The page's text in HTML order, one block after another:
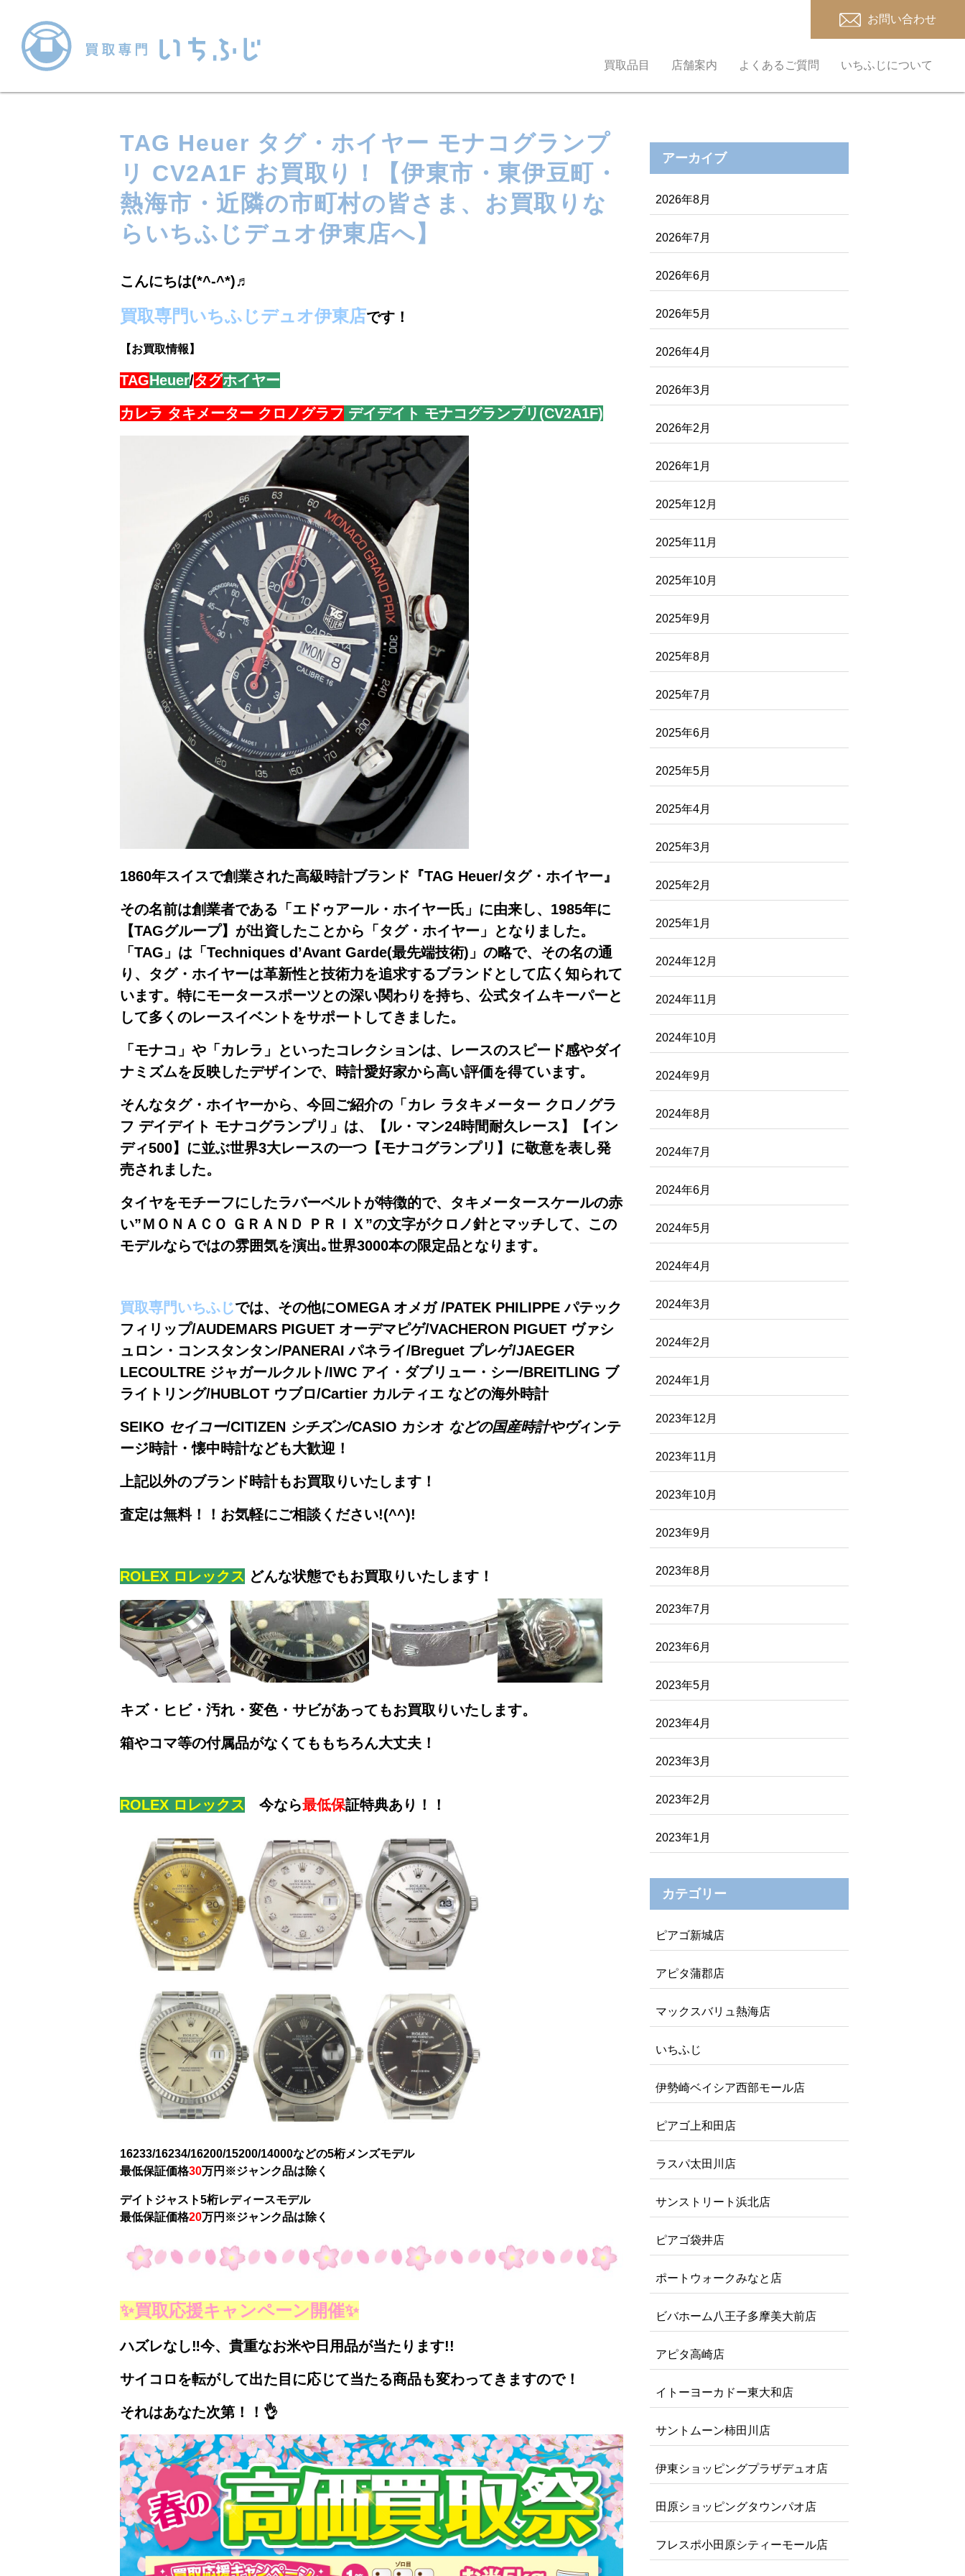
お問い合わせ
買取品目 店舗案内 よくあるご質問 いちふじについて
TAG Heuer タグ・ホイヤー モナコグランプ
リ CV2A1F お買取り！【伊東市・東伊豆町・
熱海市・近隣の市町村の皆さま、お買取りな
らいちふじデュオ伊東店へ】
こんにちは(*^-^*)♬
買取専門いちふじデュオ伊東店です！
【お買取情報】
TAGHeuer/タグホイヤー
カレラ タキメーター クロノグラフ デイデイト モナコグランプリ(CV2A1F)
1860年スイスで創業された高級時計ブランド『TAG Heuer/タグ・ホイヤー』
その名前は創業者である「エドゥアール・ホイヤー氏」に由来し、1985年に
【TAGグループ】が出資したことから「タグ・ホイヤー」となりました。
「TAG」は「Techniques d’Avant Garde(最先端技術)」の略で、その名の通
り、タグ・ホイヤーは革新性と技術力を追求するブランドとして広く知られて
います。特にモータースポーツとの深い関わりを持ち、公式タイムキーパーと
して多くのレースイベントをサポートしてきました。
「モナコ」や「カレラ」といったコレクションは、レースのスピード感やダイ
ナミズムを反映したデザインで、時計愛好家から高い評価を得ています。
そんなタグ・ホイヤーから、今回ご紹介の「カレ ラタキメーター クロノグラ
フ デイデイト モナコグランプリ」は、【ル・マン24時間耐久レース】【イン
ディ500】に並ぶ世界3大レースの一つ【モナコグランプリ】に敬意を表し発
売されました。
タイヤをモチーフにしたラバーベルトが特徴的で、 タキメータースケールの赤
い”ＭＯＮＡＣＯ ＧＲＡＮＤ ＰＲＩＸ”の文字がクロノ針とマッチして、この
モデルならではの雰囲気を演出｡世界3000本の限定品となります。
買取専門いちふじでは、 その他にOMEGA オメガ /PATEK PHILIPPE パテック
フィリップ/AUDEMARS PIGUET オーデマピゲ/VACHERON PIGUET ヴァシ
ュロン・コンスタンタン/PANERAI パネライ/Breguet プレゲ/JAEGER
LECOULTRE ジャガールクルト/IWC アイ・ダブリュー・シー/BREITLING ブ
ライトリング/HUBLOT ウブロ/Cartier カルティエ などの海外時計
SEIKO セイコー/CITIZEN シチズン/CASIO カシオ などの国産時計やヴィンテ
ージ時計・懐中時計なども大歓迎！
上記以外のブランド時計もお買取りいたします！
査定は無料！！お気軽にご相談ください!(^^)!
ROLEX ロレックス どんな状態でもお買取りいたします！
キズ・ヒビ・汚れ・変色・サビがあってもお買取りいたします。
箱やコマ等の付属品がなくてももちろん大丈夫！
ROLEX ロレックス 今なら最低保証特典あり！！
16233/16234/16200/15200/14000などの5桁メンズモデル
最低保証価格30万円 ※ジャンク品は除く
デイトジャスト5桁レディースモデル
最低保証価格20万円※ジャンク品は除く
✨買取応援キャンペーン開催✨
ハズレなし‼今、貴重なお米や日用品が当たります!!
サイコロを転がして出た目に応じて当たる商品も変わってきますので！
それはあなた次第！！👌
アーカイブ
2026年8月
2026年7月
2026年6月
2026年5月
2026年4月
2026年3月
2026年2月
2026年1月
2025年12月
2025年11月
2025年10月
2025年9月
2025年8月
2025年7月
2025年6月
2025年5月
2025年4月
2025年3月
2025年2月
2025年1月
2024年12月
2024年11月
2024年10月
2024年9月
2024年8月
2024年7月
2024年6月
2024年5月
2024年4月
2024年3月
2024年2月
2024年1月
2023年12月
2023年11月
2023年10月
2023年9月
2023年8月
2023年7月
2023年6月
2023年5月
2023年4月
2023年3月
2023年2月
2023年1月
カテゴリー
ピアゴ新城店
アピタ蒲郡店
マックスバリュ熱海店
いちふじ
伊勢崎ベイシア西部モール店
ピアゴ上和田店
ラスパ太田川店
サンストリート浜北店
ピアゴ袋井店
ポートウォークみなと店
ビバホーム八王子多摩美大前店
アピタ高崎店
イトーヨーカドー東大和店
サントムーン柿田川店
伊東ショッピングプラザデュオ店
田原ショッピングタウンパオ店
フレスポ小田原シティーモール店